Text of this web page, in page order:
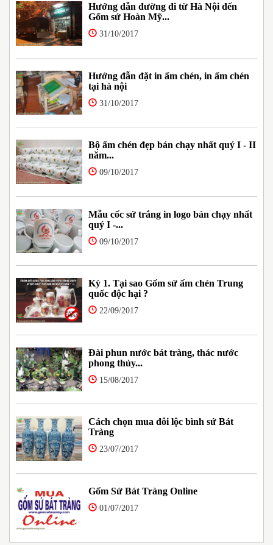
Hướng dẫn đường đi từ Hà Nội đến
Gốm sứ Hoàn Mỹ...
31/10/2017
Hướng đẫn đặt in ấm chén, in ấm chén
tại hà nội
31/10/2017
Bộ ấm chén đẹp bán chạy nhất quý I - II
năm...
09/10/2017
Mẫu cốc sứ trắng in logo bán chạy nhất
quý I -...
09/10/2017
Kỳ 1. Tại sao Gốm sứ ấm chén Trung
quốc độc hại ?
22/09/2017
Đài phun nước bát tràng, thác nước
phong thủy...
15/08/2017
Cách chọn mua đôi lộc bình sứ Bát
Tràng
23/07/2017
Gốm Sứ Bát Tràng Online
01/07/2017